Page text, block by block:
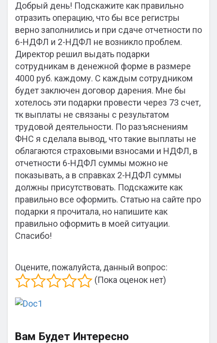
Добрый день! Подскажите как правильно
отразить операцию, что бы все регистры
верно заполнились и при сдаче отчетности по
6-НДФЛ и 2-НДФЛ не возникло проблем.
Директор решил выдать подарки
сотрудникам в денежной форме в размере
4000 руб. каждому. С каждым сотрудником
будет заключен договор дарения. Мне бы
хотелось эти подарки провести через 73 счет,
тк выплаты не связаны с результатом
трудовой деятельности. По разъяснениям
ФНС я сделала вывод, что такие выплаты не
облагаются страховыми взносами и НДФЛ, в
отчетности 6-НДФЛ суммы можно не
показывать, а в справках 2-НДФЛ суммы
должны присутствовать. Подскажите как
правильно все оформить. Статью на сайте про
подарки я прочитала, но напишите как
правильно оформить в моей ситуации.
Спасибо!
Оцените, пожалуйста, данный вопрос:
(Пока оценок нет)
Вам Будет Интересно